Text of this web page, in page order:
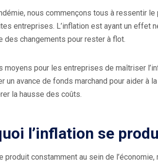
nous commençons tous à ressentir
entreprises. L’inflation est ayant un effet
des changements pour rester à flot.
moyens pour les entreprises de maîtriser
un avance de fonds marchand pour aider à
la hausse des coûts.
l’inflation se
produit constamment au sein de